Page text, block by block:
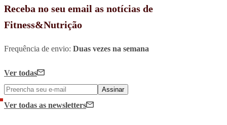
Receba no seu email as notícias de
Fitness&Nutrição
Frequência de envio: Duas vezes na semana
Ver todas
Assinar
Ver todas as newsletters